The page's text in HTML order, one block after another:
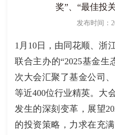
奖”、“最佳投
发布时间：
1月10日，由同花顺、浙
联合主办的“2025基金生
次大会汇聚了基金公司
等近400位行业精英。大
发生的深刻变革，展望
的投资策略，力求在充